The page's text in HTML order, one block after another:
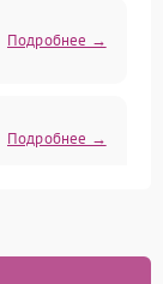
Подробнее →
Подробнее →